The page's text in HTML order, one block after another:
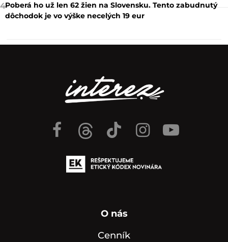
4Poberá ho už len 62 žien na Slovensku. Tento zabudnutý
dôchodok je vo výške necelých 19 eur
O nás
Cenník